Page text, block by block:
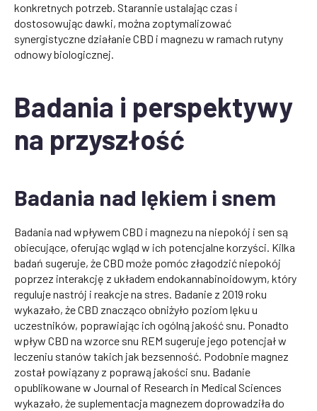
konkretnych potrzeb. Starannie ustalając czas i
dostosowując dawki, można zoptymalizować
synergistyczne działanie CBD i magnezu w ramach rutyny
odnowy biologicznej.
Badania i perspektywy
na przyszłość
Badania nad lękiem i snem
Badania nad wpływem CBD i magnezu na niepokój i sen są
obiecujące, oferując wgląd w ich potencjalne korzyści. Kilka
badań sugeruje, że CBD może pomóc złagodzić niepokój
poprzez interakcję z układem endokannabinoidowym, który
reguluje nastrój i reakcje na stres. Badanie z 2019 roku
wykazało, że CBD znacząco obniżyło poziom lęku u
uczestników, poprawiając ich ogólną jakość snu. Ponadto
wpływ CBD na wzorce snu REM sugeruje jego potencjał w
leczeniu stanów takich jak bezsenność. Podobnie magnez
został powiązany z poprawą jakości snu. Badanie
opublikowane w Journal of Research in Medical Sciences
wykazało, że suplementacja magnezem doprowadziła do